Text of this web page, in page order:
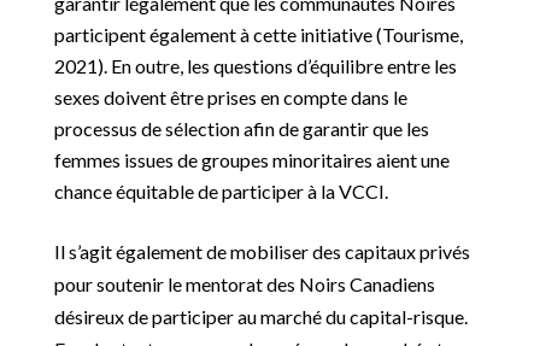
participent également à cette initiative (Tourisme,
2021). En outre, les questions d’équilibre entre les
sexes doivent être prises en compte dans le
processus de sélection afin de garantir que les
femmes issues de groupes minoritaires aient une
chance équitable de participer à la VCCI.
Il s’agit également de mobiliser des capitaux privés
pour soutenir le mentorat des Noirs Canadiens
désireux de participer au marché du capital-risque.